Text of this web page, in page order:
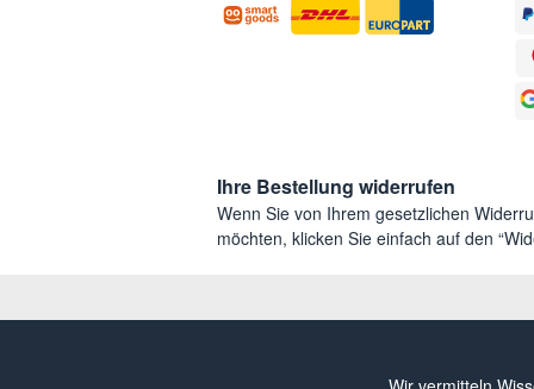
Ihre Bestellung widerrufen
Wenn Sie von Ihrem gesetzlichen
möchten, klicken Sie einfach auf den